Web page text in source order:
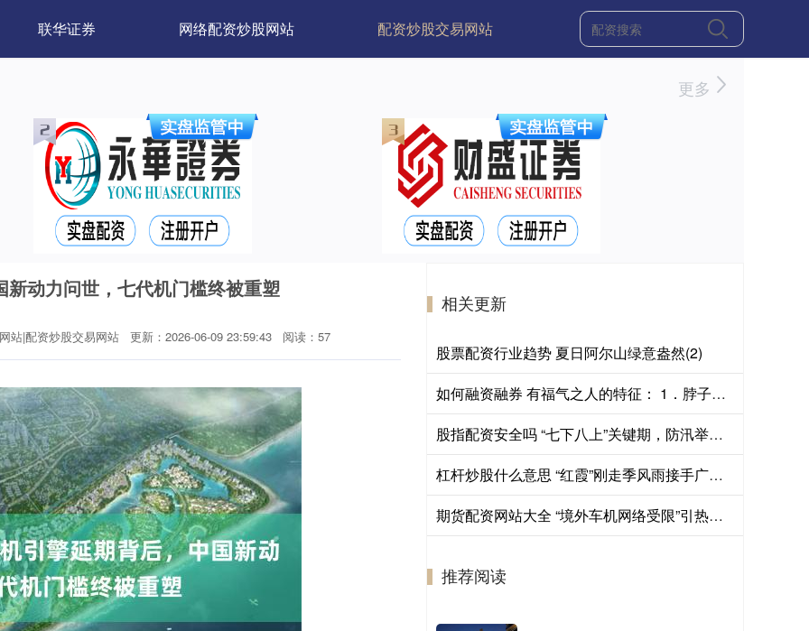
联华证券 网络配资炒股网站 配资炒股交易网站
更多
动力问世，七代机门槛终被重塑
站|配资炒股交易网站 更新：2026-06-09 23:59:43 阅读：57
相关更新
股票配资行业趋势 夏日阿尔山绿意盎然(2)
如何融资融券 有福气之人的特征： 1．脖子短 2．头发稀疏 3．耳朵大 4．眼睛明
股指配资安全吗 “七下八上”关键期，防汛举措如何落实落细
杠杆炒股什么意思 “红霞”刚走季风雨接手广东，“倒水模式”持续
期货配资网站大全 “境外车机网络受限”引热议，极氪连夜上线“跨境守护”
推荐阅读